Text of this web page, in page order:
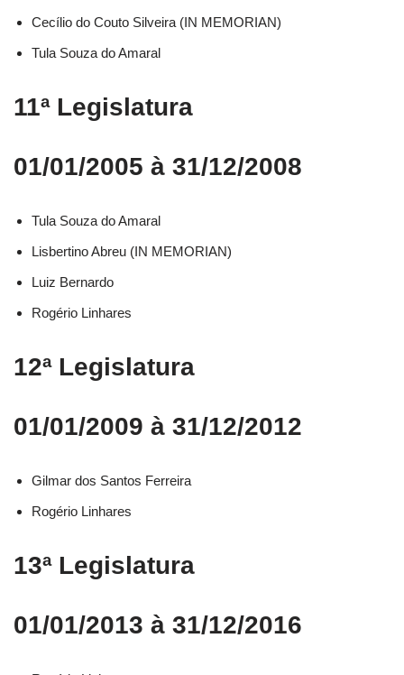
Cecílio do Couto Silveira (IN MEMORIAN)
Tula Souza do Amaral
11ª Legislatura
01/01/2005 à 31/12/2008
Tula Souza do Amaral
Lisbertino Abreu (IN MEMORIAN)
Luiz Bernardo
Rogério Linhares
12ª Legislatura
01/01/2009 à 31/12/2012
Gilmar dos Santos Ferreira
Rogério Linhares
13ª Legislatura
01/01/2013 à 31/12/2016